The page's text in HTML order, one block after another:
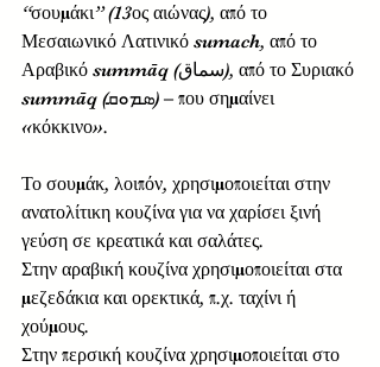
“σουμάκι” (13ος αιώνας), από το
Μεσαιωνικό Λατινικό sumach, από το
Αραβικό summāq (سماق), από το Συριακό
summāq (ܣܡܘܩ) – που σημαίνει
«κόκκινο».
Το σουμάκ, λοιπόν, χρησιμοποιείται στην
ανατολίτικη κουζίνα για να χαρίσει ξινή
γεύση σε κρεατικά και σαλάτες.
Στην αραβική κουζίνα χρησιμοποιείται στα
μεζεδάκια και ορεκτικά, π.χ. ταχίνι ή
χούμους.
Στην περσική κουζίνα χρησιμοποιείται στο